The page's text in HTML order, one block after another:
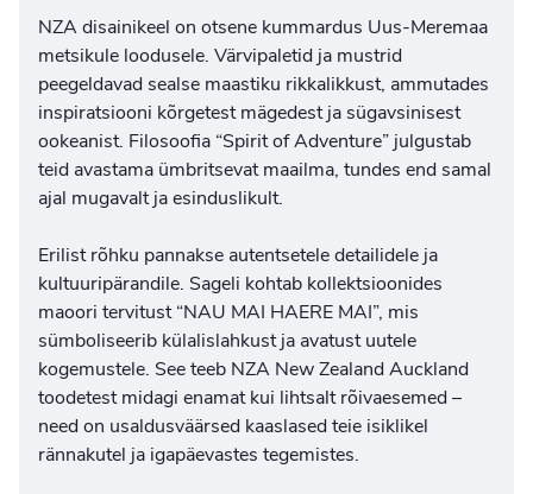
NZA disainikeel on otsene kummardus Uus-Meremaa
metsikule loodusele. Värvipaletid ja mustrid
peegeldavad sealse maastiku rikkalikkust, ammutades
inspiratsiooni kõrgetest mägedest ja sügavsinisest
ookeanist. Filosoofia “Spirit of Adventure” julgustab
teid avastama ümbritsevat maailma, tundes end samal
ajal mugavalt ja esinduslikult.
Erilist rõhku pannakse autentsetele detailidele ja
kultuuripärandile. Sageli kohtab kollektsioonides
maoori tervitust “NAU MAI HAERE MAI”, mis
sümboliseerib külalislahkust ja avatust uutele
kogemustele. See teeb NZA New Zealand Auckland
toodetest midagi enamat kui lihtsalt rõivaesemed –
need on usaldusväärsed kaaslased teie isiklikel
rännakutel ja igapäevastes tegemistes.